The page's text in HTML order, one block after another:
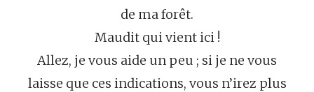
de ma forêt.
Maudit qui vient ici !
Allez, je vous aide un peu ; si je ne vous
laisse que ces indications, vous n’irez plus